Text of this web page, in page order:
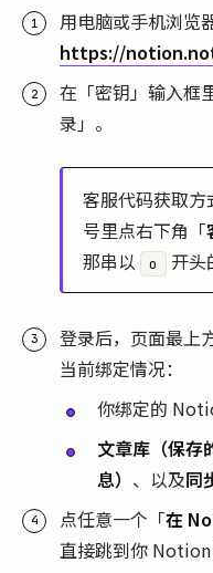
用电脑或手机浏览
https://
在「密钥」输入框
录」。
客服代码获取
号里点右下角「
那串以
o 开头
登录后，页面最上
当前绑定情况：
你绑定的
文章库（保存
息） 、以及同
点任意一个「在
直接跳到你 Notion